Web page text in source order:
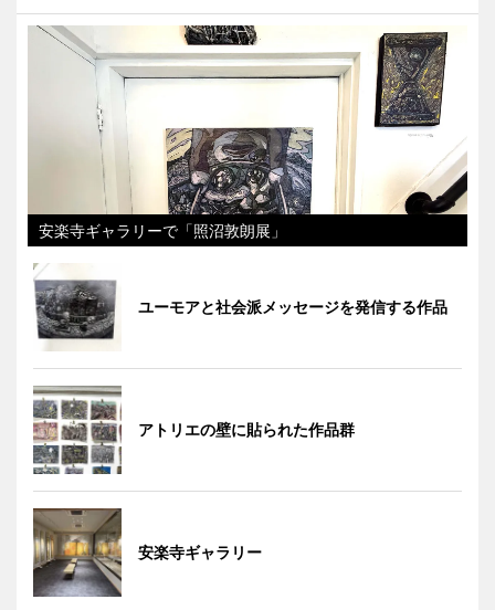
安楽寺ギャラリーで「照沼敦朗展」
ユーモアと社会派メッセージを発信する作品
アトリエの壁に貼られた作品群
安楽寺ギャラリー